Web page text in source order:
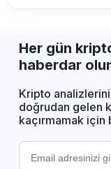
Her gün
haberdar
Kripto
doğrudan gelen
kaçırmamak için